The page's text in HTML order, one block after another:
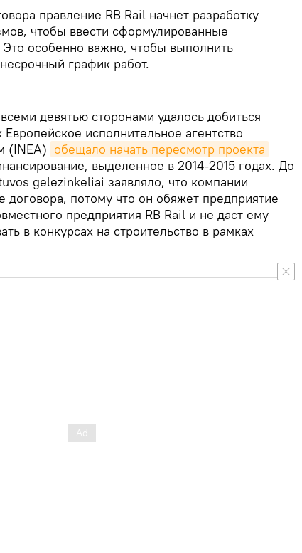
правление RB Rail начнет разработку
чтобы ввести сформулированные
особенно важно, чтобы выполнить
график работ.
девятью сторонами удалось добиться
Европейское исполнительное агентство
(INEA) обещало начать пересмотр проекта
выделенное в 2014-2015 годах. До
gelezinkeliai заявляло, что компании
договора, потому что он обяжет предприятие
предприятия RB Rail и не даст ему
в конкурсах на строительство в рамках